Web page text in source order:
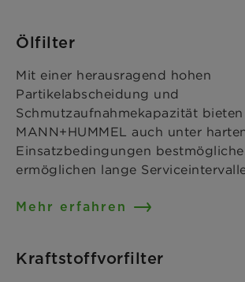
Ölfilter
Mit einer herausragend hohen
Partikelabscheidung und
Schmutzaufnahmekapazität
MANN+HUMMEL auch unter
Einsatzbedingungen
ermöglichen lange
Mehr erfahren
Kraftstoffvorfilter